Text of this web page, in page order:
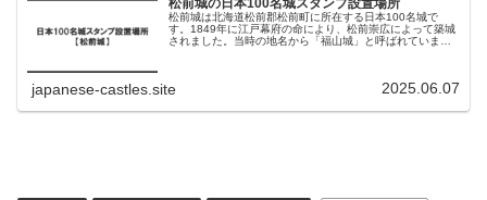
松前城の日本100名城スタンプ設置場所
松前城は北海道松前郡松前町に所在する日本100名城で
す。1849年に江戸幕府の命により、松前崇広によって築城
されました。当時の地名から「福山城」と呼ばれていまし
japanese-castles.site 2025.06.07